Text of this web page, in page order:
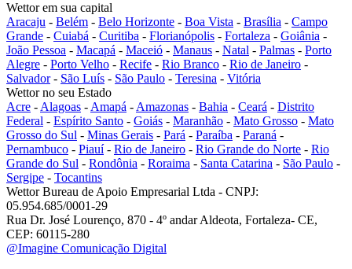
Wettor em sua capital
Aracaju - Belém - Belo Horizonte - Boa Vista - Brasília - Campo
Grande - Cuiabá - Curitiba - Florianópolis - Fortaleza - Goiânia -
João Pessoa - Macapá - Maceió - Manaus - Natal - Palmas - Porto
Alegre - Porto Velho - Recife - Rio Branco - Rio de Janeiro -
Salvador- São Luís - São Paulo - Teresina - Vitória
Wettor no seu Estado
Acre - Alagoas - Amapá - Amazonas - Bahia - Ceará - Distrito
Federal - Espírito Santo - Goiás - Maranhão - Mato Grosso - Mato
Grosso do Sul - Minas Gerais - Pará - Paraíba - Paraná -
Pernambuco - Piauí- Rio de Janeiro - Rio Grande do Norte - Rio
Grande do Sul - Rondônia - Roraima - Santa Catarina - São Paulo -
Sergipe - Tocantins
Wettor Bureau de Apoio Empresarial Ltda - CNPJ:
05.954.685/0001-29
Rua Dr. José Lourenço, 870 - 4º andar Aldeota, Fortaleza- CE,
CEP: 60115-280
@Imagine Comunicação Digital